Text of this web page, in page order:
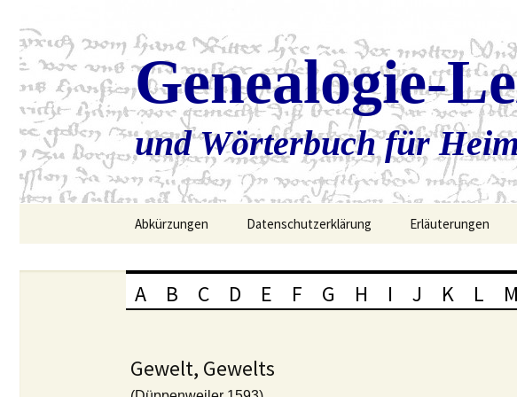
Genealogie-
und Wörterbuch für
Abkürzungen Datenschutzerklärung Erläuterungen
A B C D E F G H I J K L M
Gewelt, Gewelts